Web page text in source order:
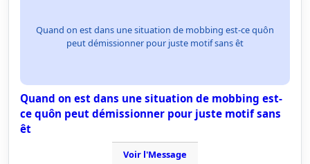
Quand on est dans une situation de mobbing est-ce quôn
peut démissionner pour juste motif sans êt
Quand on est dans une situation de mobbing est-
ce quôn peut démissionner pour juste motif sans
êt
Voir l'Message